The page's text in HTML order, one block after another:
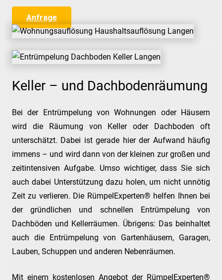
Anfrage
Keller – und Dachbodenräumung
Bei der Entrümpelung von Wohnungen oder Häusern
wird die Räumung von Keller oder Dachboden oft
unterschätzt. Dabei ist gerade hier der Aufwand häufig
immens – und wird dann von der kleinen zur großen und
zeitintensiven Aufgabe. Umso wichtiger, dass Sie sich
auch dabei Unterstützung dazu holen, um nicht unnötig
Zeit zu verlieren. Die RümpelExperten® helfen Ihnen bei
der gründlichen und schnellen Entrümpelung von
Dachböden und Kellerräumen. Übrigens: Das beinhaltet
auch die Entrümpelung von Gartenhäusern, Garagen,
Lauben, Schuppen und anderen Nebenräumen.
Mit einem kostenlosen Angebot der RümpelExperten®